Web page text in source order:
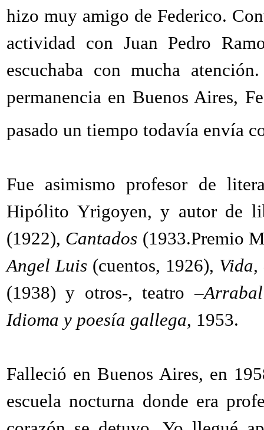
hizo muy amigo de Federico.
actividad con Juan Pedro
escuchaba con mucha
permanencia en Buenos Aires,
pasado un tiempo todavía envía
Fue asimismo profesor de
Hipólito Yrigoyen, y autor de
(1922), Cantados (1933.Premio
Angel Luis (cuentos, 1926), Vida,
(1938) y otros-, teatro –
Idioma y poesía gallega, 1953.
Falleció en Buenos Aires, en
escuela nocturna donde era